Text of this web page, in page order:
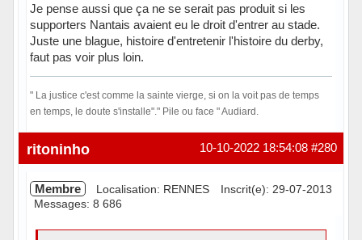
Je pense aussi que ça ne se serait pas produit si les
supporters Nantais avaient eu le droit d'entrer au stade.
Juste une blague, histoire d'entretenir l'histoire du derby,
faut pas voir plus loin.
" La justice c'est comme la sainte vierge, si on la voit pas de temps
en temps, le doute s'installe"." Pile ou face " Audiard.
Hors ligne #280
10-10-2022 18:54:08
ritoninho
Membre Localisation: RENNES
Inscrit(e): 29-07-2013
Messages: 8 686